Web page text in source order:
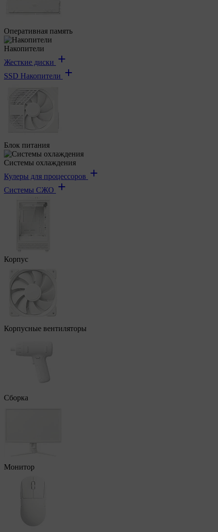
Оперативная память
Накопители
Жесткие диски
SSD Накопители
Блок питания
Системы охлаждения
Кулеры для процессоров
Системы СЖО
Корпус
Корпусные вентиляторы
Сборка
Монитор